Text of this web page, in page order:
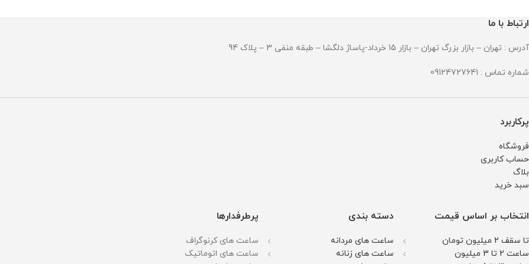
وزن : 211 گرم
ارتباط با ما
آدرس : تهران – بازار بزرگ تهران – بازار 15 خرداد-پاساژ دلگشا – طبقه منفی 3 – پلاک 94
شماره تماس : 09124727641
پرکاربرد
فروشگاه
حساب کاربری
بلاگ
سبد خرید
انتخاب بر اساس قیمت
تا سقف 2 میلیون تومان
ساعت 2 تا 3 میلیون
دسته بندی
ساعت های مردانه
ساعت های زنانه
پرطرفدارها
ساعت های کرنوگراف
ساعت های اتوماتیک